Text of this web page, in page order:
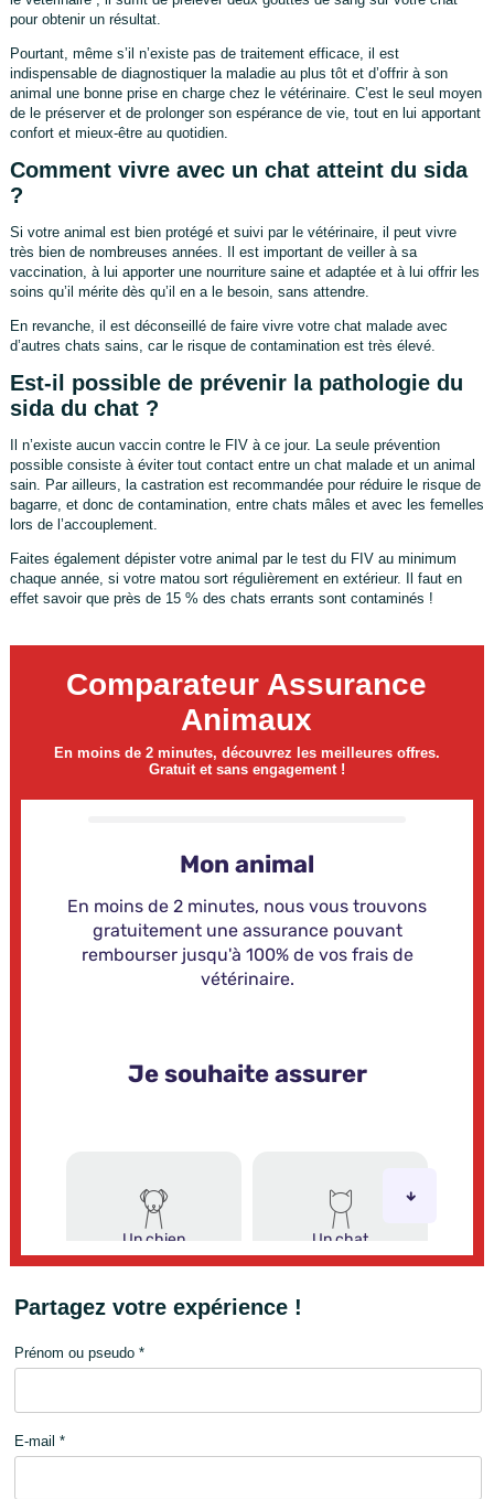
pour obtenir un résultat.
Pourtant, même s’il n’existe pas de traitement efficace, il est
indispensable de diagnostiquer la maladie au plus tôt et d’offrir à son
animal une bonne prise en charge chez le vétérinaire. C’est le seul moyen
de le préserver et de prolonger son espérance de vie, tout en lui apportant
confort et mieux-être au quotidien.
Comment vivre avec un chat atteint du sida
?
Si votre animal est bien protégé et suivi par le vétérinaire, il peut vivre
très bien de nombreuses années. Il est important de veiller à sa
vaccination, à lui apporter une nourriture saine et adaptée et à lui offrir les
soins qu’il mérite dès qu’il en a le besoin, sans attendre.
En revanche, il est déconseillé de faire vivre votre chat malade avec
d’autres chats sains, car le risque de contamination est très élevé.
Est-il possible de prévenir la pathologie du
sida du chat ?
Il n’existe aucun vaccin contre le FIV à ce jour. La seule prévention
possible consiste à éviter tout contact entre un chat malade et un animal
sain. Par ailleurs, la castration est recommandée pour réduire le risque de
bagarre, et donc de contamination, entre chats mâles et avec les femelles
lors de l’accouplement.
Faites également dépister votre animal par le test du FIV au minimum
chaque année, si votre matou sort régulièrement en extérieur. Il faut en
effet savoir que près de 15 % des chats errants sont contaminés !
Comparateur Assurance
Animaux
En moins de 2 minutes, découvrez les meilleures offres.
Gratuit et sans engagement !
Partagez votre expérience !
Prénom ou pseudo *
E-mail *